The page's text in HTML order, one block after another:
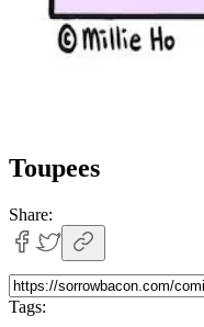
Toupees
Share:
Tags: